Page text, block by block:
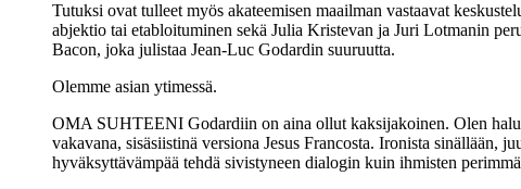
Tutuksi ovat tulleet myös akateemisen maailman vastaavat
abjektio tai etabloituminen sekä Julia Kristevan ja Juri Lotmanin
Bacon, joka julistaa Jean‑Luc Godardin suuruutta.
Olemme asian ytimessä.
OMA SUHTEENI Godardiin on aina ollut kaksijakoinen. Olen
vakavana, sisäsiistinä versiona Jesus Francosta. Ironista sinällään,
hyväksyttävämpää tehdä sivistyneen dialogin kuin ihmisten